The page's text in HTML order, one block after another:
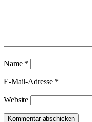
Name *
E-Mail-Adresse *
Website